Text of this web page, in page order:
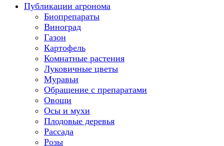
Публикации агронома
Биопрепараты
Виноград
Газон
Картофель
Комнатные растения
Луковичные цветы
Муравьи
Обращение с препаратами
Овощи
Осы и мухи
Плодовые деревья
Рассада
Розы